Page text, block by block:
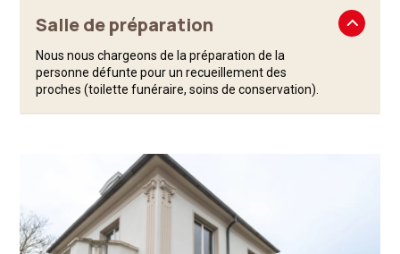
Salle de préparation
Nous nous chargeons de la préparation de la
personne défunte pour un recueillement des
proches (toilette funéraire, soins de conservation).